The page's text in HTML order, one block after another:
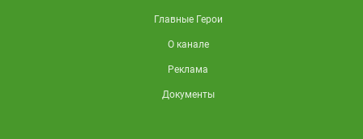
Главные Герои
О канале
Реклама
Документы